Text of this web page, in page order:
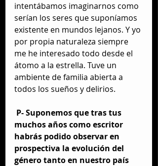
intentábamos imaginarnos como
serían los seres que suponíamos
existente en mundos lejanos. Y yo
por propia naturaleza siempre
me he interesado todo desde el
átomo a la estrella. Tuve un
ambiente de familia abierta a
todos los sueños y delirios.
P- Suponemos que tras tus
muchos años como escritor
habrás podido observar en
prospectiva la evolución del
género tanto en nuestro país